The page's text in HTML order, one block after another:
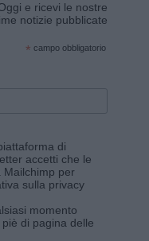
e ricevi le nostre
notizie pubblicate
* campo obbligatorio
di
accetti che le
Mailchimp per
sulla privacy
momento
di pagina delle